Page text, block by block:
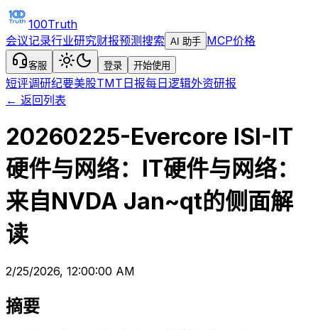
100Truth
会议记录行业研究财报预测搜索 AI 助手 MCP价格
客服 登录 开始使用
短评调研纪要美股TMT日报每日逻辑外资研报
← 返回列表
20260225-Evercore ISI-IT
硬件与网络：IT硬件与网络：
来自NVDA Jan~qt的侧面解
读
2/25/2026, 12:00:00 AM
摘要